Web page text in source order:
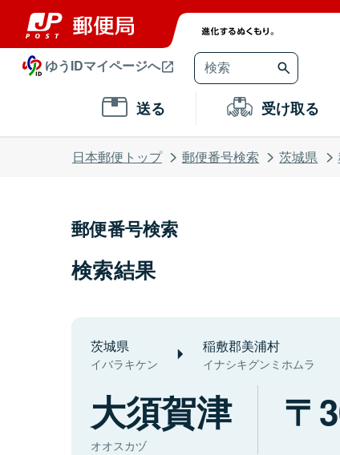
ゆうIDマイページへ
送る 受け取る
日本郵便トップ 郵便番号検索 茨城県
郵便番号検索
検索結果
茨城県
イバラキケン
稲敷郡美浦村
イナシキグンミホムラ
大須賀津
オオスカヅ